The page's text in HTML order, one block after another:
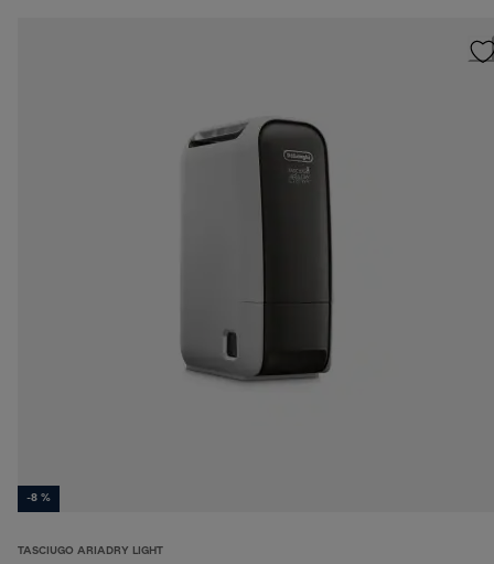
-8 %
TASCIUGO ARIADRY LIGHT